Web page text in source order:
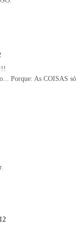
Porque: As COISAS só